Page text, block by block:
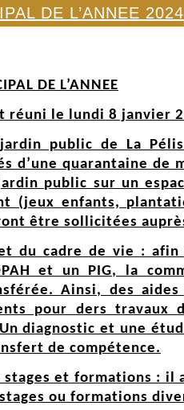
DE L’ANNEE 2024
DE L’ANNEE
réuni le lundi 8 janvier
public de La
d’une quarantaine de
public sur un
(jeux enfants,
être sollicitées
du cadre de vie :
et un PIG, la
Ainsi, des
pour ders travaux
diagnostic et une
de compétence.
stages et formations :
ou formations